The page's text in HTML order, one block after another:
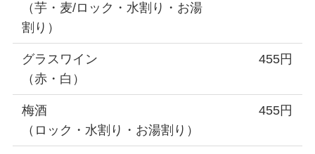
（芋・麦/ロック・水割り・お湯
割り）
グラスワイン
（赤・白）
455円
梅酒
（ロック・水割り・お湯割り）
455円